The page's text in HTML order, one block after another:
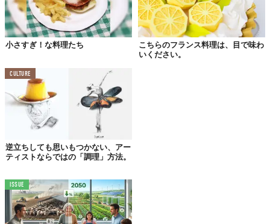
まずは、このマカロン。ひょいっとひとつ摘んだとしてもおかし
くない見事な出来栄え。でも、これは白いお皿にリアルに描かれ
た絵なのです。
食欲をそそる料理イラストをディナープレートの上に描く達人、
アーティストのJacqueline Poirierさん。陰影をつけて本物そっく
りに表現する写実的技法が彼女の得意分野です。
小さすぎ！な料理たち
こちらのフランス料理は、目で味わ
いください。
CULTURE
逆立ちしても思いもつかない、アー
ティストならではの「調理」方法。
ISSUE